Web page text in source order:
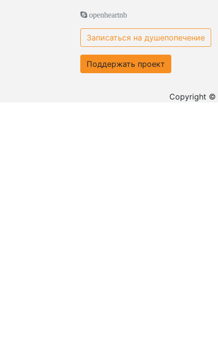
openheartnb
Записаться на душепопечение
Поддержать проект
Copyright